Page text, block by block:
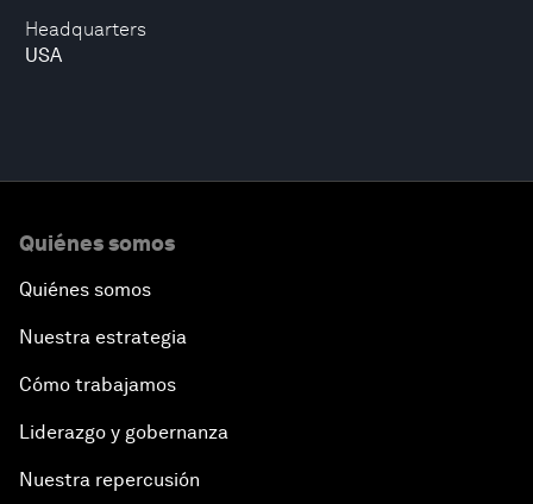
Headquarters
USA
Quiénes somos
Quiénes somos
Nuestra estrategia
Cómo trabajamos
Liderazgo y gobernanza
Nuestra repercusión